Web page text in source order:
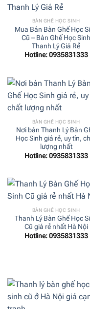
BÀN GHẾ HỌC SINH
Mua Bán Bàn Ghế Học
Cũ – Bàn Ghế Học Sinh
Thanh Lý Giá Rẻ
Hotline: 0935831333
BÀN GHẾ HỌC SINH
Nơi bán Thanh Lý Bàn
Học Sinh giá rẻ, uy tín,
lượng nhất
Hotline: 0935831333
BÀN GHẾ HỌC SINH
Thanh Lý Bàn Ghế Học
Cũ giá rẻ nhất Hà Nội
Hotline: 0935831333